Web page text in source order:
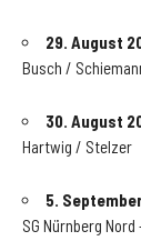
29. August
Busch /
30. August
Hartwig / Stelzer
5.
SG Nürnberg